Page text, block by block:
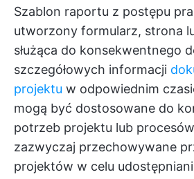
Szablon raportu z postępu
utworzony formularz, strona
służąca do konsekwentnego
szczegółowych informacji
projektu w odpowiednim
mogą być dostosowane do
potrzeb projektu lub procesów
zazwyczaj przechowywane
projektów w celu